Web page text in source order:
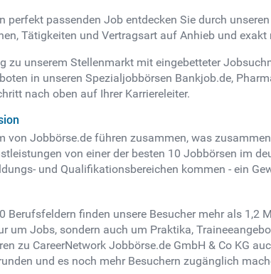
perfekt passenden Job entdecken Sie durch
Tätigkeiten und Vertragsart auf Anhieb und
zu unserem Stellenmarkt mit eingebetteter
in unseren Spezialjobbörsen Bankjob.de,
nach oben auf Ihrer Karriereleiter.
von Jobbörse.de führen zusammen, was
von einer der besten 10 Jobbörsen im
und Qualifikationsbereichen kommen - ein
Berufsfeldern finden unsere Besucher mehr als
um Jobs, sondern auch um Praktika,
zu CareerNetwork Jobbörse.de GmbH & Co KG
und es noch mehr Besuchern zugänglich